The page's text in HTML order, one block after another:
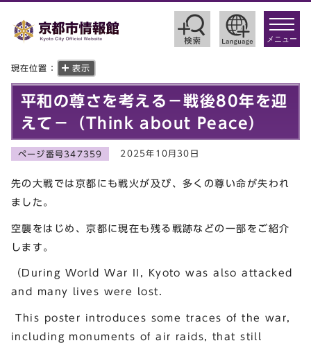
toggle
メニュー
現在位置： 表示
平和の尊さを考える－戦後80年を迎
えて－（Think about Peace）
ページ番号347359 2025年10月30日
先の大戦では京都にも戦火が及び、多くの尊い命が失われ
ました。
空襲をはじめ、京都に現在も残る戦跡などの一部をご紹介
します。
（During World War II, Kyoto was also attacked
and many lives were lost.
This poster introduces some traces of the war,
including monuments of air raids, that still